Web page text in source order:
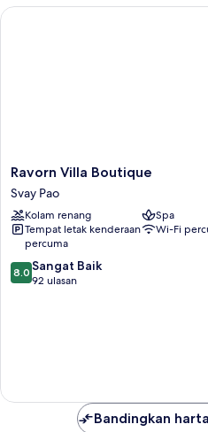
Ravorn
Villa
Boutique
Svay
Pao
Ravorn Villa Boutique
Svay Pao
Kolam renang
Spa
Tempat letak kenderaan
percuma
Wi-Fi
8.0
daripada
8.0 Sangat Baik
92 ulasan
Ravorn Villa Boutique
Bandingkan